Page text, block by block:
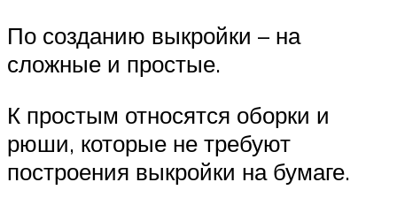
По созданию выкройки – на
сложные и простые.
К простым относятся оборки и
рюши, которые не требуют
построения выкройки на бумаге.